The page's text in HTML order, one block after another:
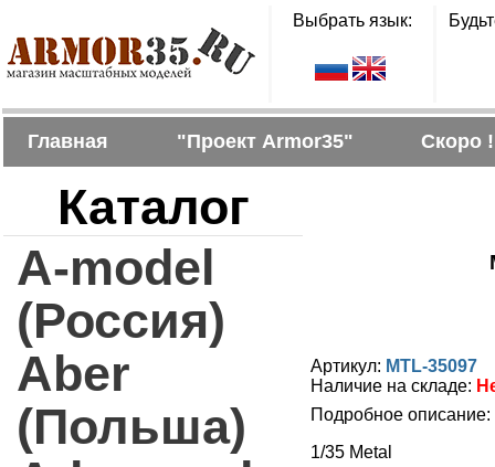
Выбрать язык:
Главная "Проект Armor35" Скоро !
Каталог
A-model
(Россия)
Aber
(Польша)
Артикул: MTL-35097
Наличие на складе:
Подробное описание:
1/35 Metal